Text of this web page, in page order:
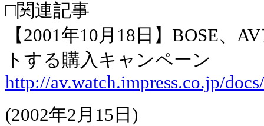
□関連記事
【2001年10月18日】BOSE、
トする購入キャンペーン
http://av.watch.impress.co.jp/
(2002年2月15日)